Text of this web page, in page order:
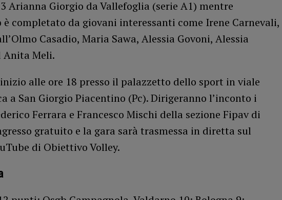
Arianna Giorgio da Vallefoglia (serie A1) mentre
è completato da giovani interessanti come Irene Carnevali,
Casadio, Maria Sawa, Alessia Govoni, Alessia
Anita Meli.
alle ore 18 presso il palazzetto dello sport in viale
a San Giorgio Piacentino (Pc). Dirigeranno l’inconto i
Ferrara e Francesco Mischi della sezione Fipav di
gratuito e la gara sarà trasmessa in diretta sul
di Obiettivo Volley.